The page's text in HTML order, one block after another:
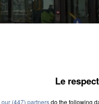
Le
our (447) partnersdo the following